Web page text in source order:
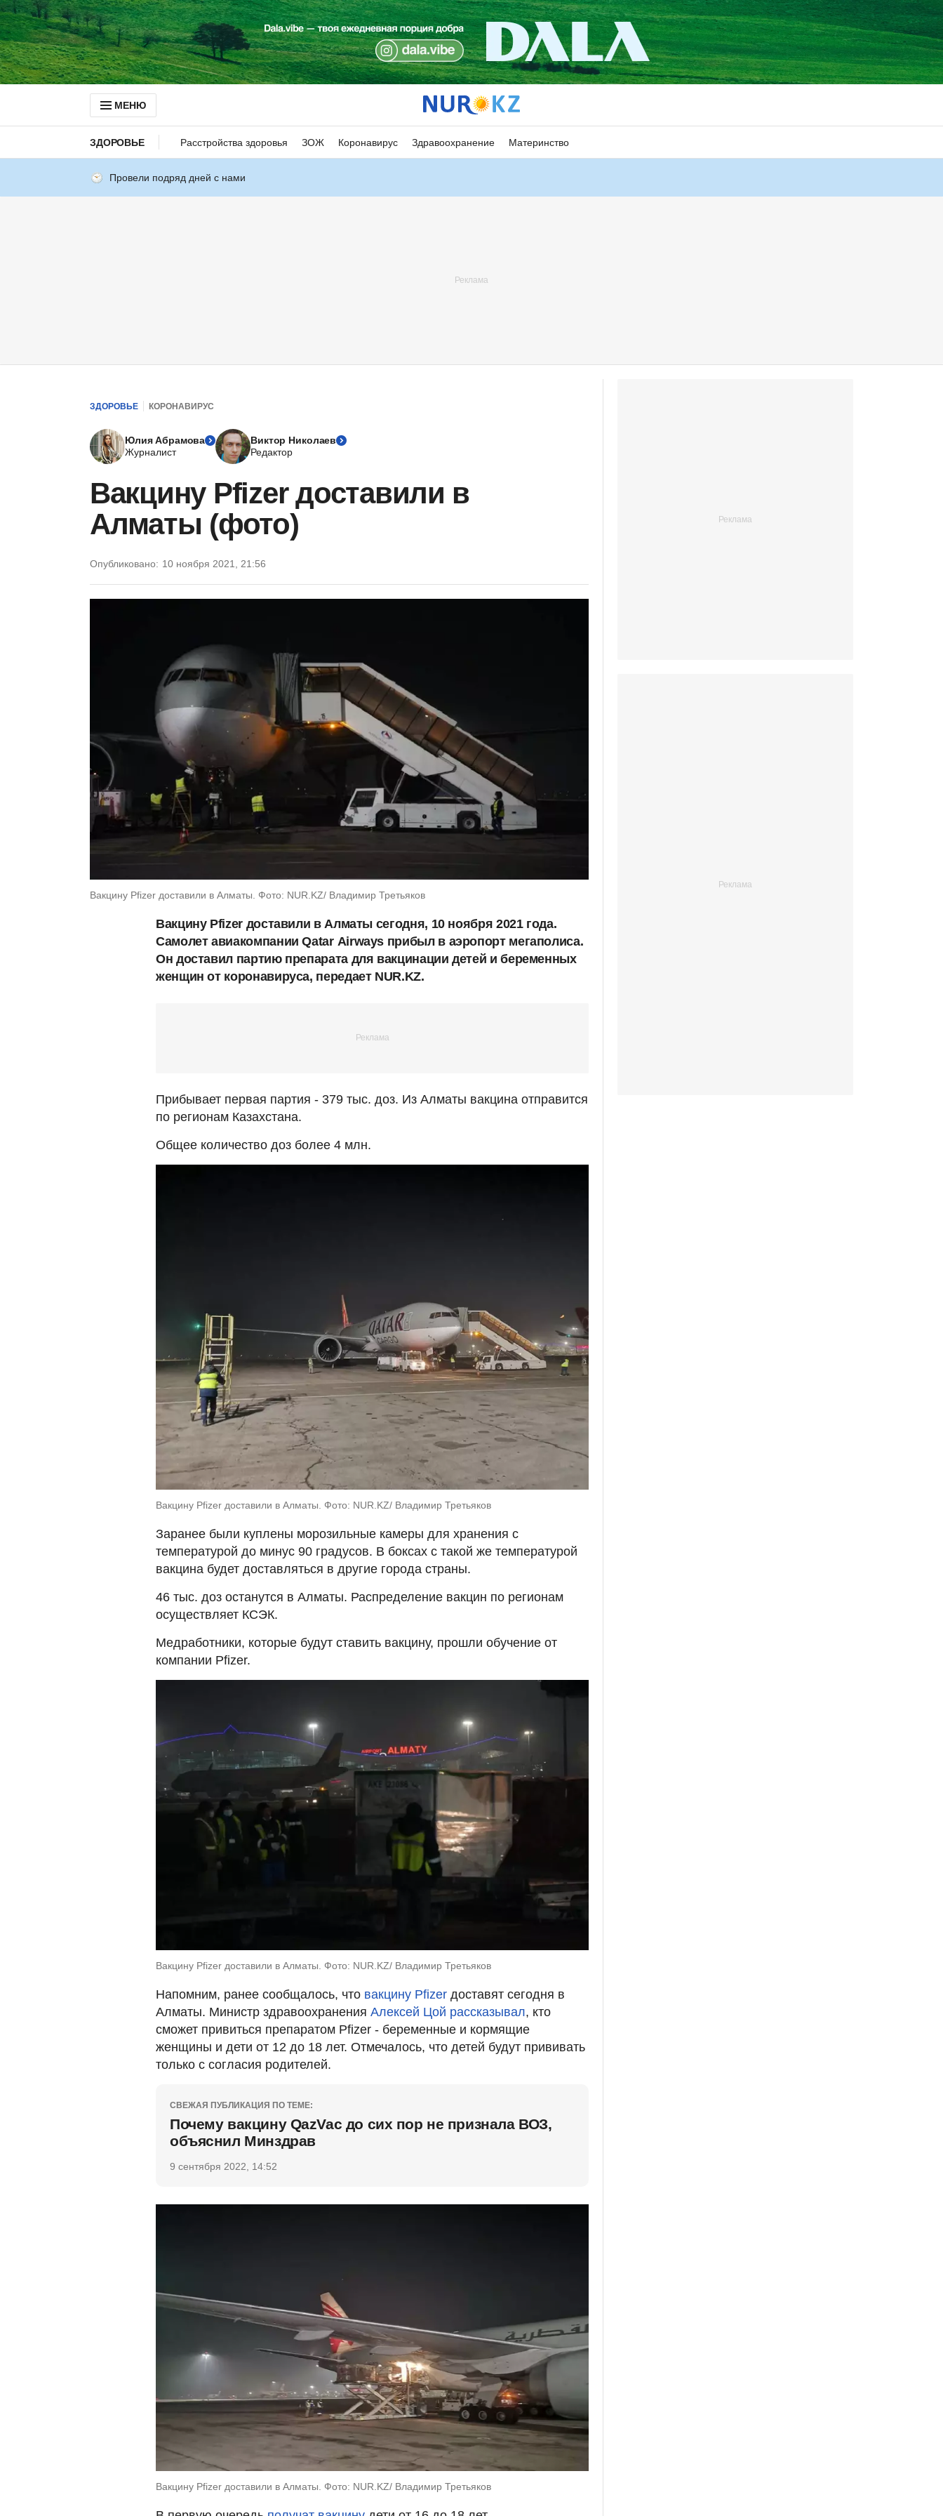
МЕНЮ
ЗДОРОВЬЕ Расстройства здоровья ЗОЖ Коронавирус Здравоохранение Материнство
Провели подряд дней с нами
ЗДОРОВЬЕ КОРОНАВИРУС
Юлия Абрамова
Журналист
Виктор Николаев
Редактор
Вакцину Pfizer доставили в
Алматы (фото)
Опубликовано: 10 ноября 2021, 21:56
Вакцину Pfizer доставили в Алматы. Фото: NUR.KZ/ Владимир Третьяков
Вакцину Pfizer доставили в Алматы сегодня, 10 ноября 2021 года.
Самолет авиакомпании Qatar Airways прибыл в аэропорт мегаполиса.
Он доставил партию препарата для вакцинации детей и беременных
женщин от коронавируса, передает NUR.KZ.
Прибывает первая партия - 379 тыс. доз. Из Алматы вакцина отправится
по регионам Казахстана.
Общее количество доз более 4 млн.
Вакцину Pfizer доставили в Алматы. Фото: NUR.KZ/ Владимир Третьяков
Заранее были куплены морозильные камеры для хранения с
температурой до минус 90 градусов. В боксах с такой же температурой
вакцина будет доставляться в другие города страны.
46 тыс. доз останутся в Алматы. Распределение вакцин по регионам
осуществляет КСЭК.
Медработники, которые будут ставить вакцину, прошли обучение от
компании Pfizer.
Вакцину Pfizer доставили в Алматы. Фото: NUR.KZ/ Владимир Третьяков
Напомним, ранее сообщалось, что вакцину Pfizer доставят сегодня в
Алматы. Министр здравоохранения Алексей Цой рассказывал, кто
сможет привиться препаратом Pfizer - беременные и кормящие
женщины и дети от 12 до 18 лет. Отмечалось, что детей будут прививать
только с согласия родителей.
СВЕЖАЯ ПУБЛИКАЦИЯ ПО ТЕМЕ:
Почему вакцину QazVac до сих пор не признала ВОЗ,
объяснил Минздрав
9 сентября 2022, 14:52
Вакцину Pfizer доставили в Алматы. Фото: NUR.KZ/ Владимир Третьяков